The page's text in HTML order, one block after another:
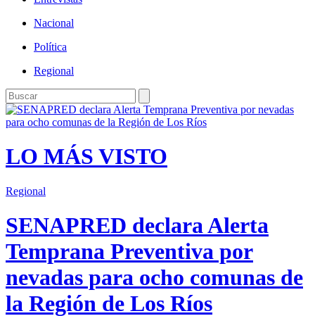
Nacional
Política
Regional
LO MÁS VISTO
Regional
SENAPRED declara Alerta
Temprana Preventiva por
nevadas para ocho comunas de
la Región de Los Ríos